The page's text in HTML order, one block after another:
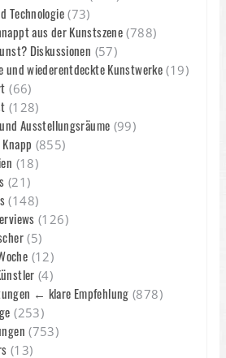
Technologie(73)
aus der Kunstszene (788)
Diskussionen (57)
und wiederentdeckte Kunstwerke (19)
(66)
(128)
Ausstellungsräume (99)
(855)
(18)
(21)
(148)
(126)
(5)
(12)
(4)
← klare Empfehlung (878)
(253)
(753)
(13)